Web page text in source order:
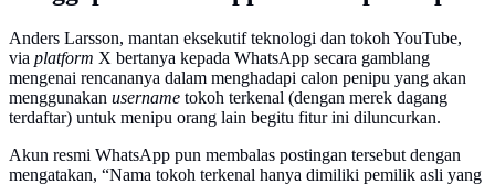
Anders Larsson, mantan eksekutif teknologi dan tokoh YouTube,
via platform X bertanya kepada WhatsApp secara gamblang
mengenai rencananya dalam menghadapi calon penipu yang akan
menggunakan username tokoh terkenal (dengan merek dagang
terdaftar) untuk menipu orang lain begitu fitur ini diluncurkan.
Akun resmi WhatsApp pun membalas postingan tersebut dengan
mengatakan, “Nama tokoh terkenal hanya dimiliki pemilik asli yang